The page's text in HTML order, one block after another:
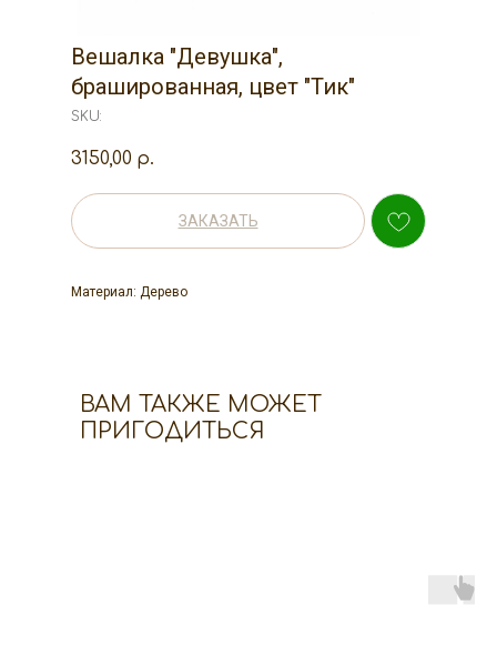
Вешалка "Девушка",
брашированная, цвет "Тик"
SKU:
3150,00 р.
ЗАКАЗАТЬ
Материал: Дерево
ВАМ ТАКЖЕ МОЖЕТ
ПРИГОДИТЬСЯ